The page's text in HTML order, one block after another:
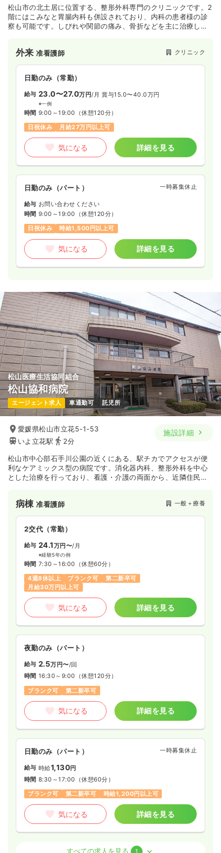
松山市の北土居に位置する、整形外科専門のクリニックです。2
階にはこみなと胃腸内科も併設されており、内科の患者様の診
察も可能です。しびれや関節の痛み、骨折などを主に治療して
外来准看護師 クリニック
日勤のみ（常勤）
給与 23.0〜27.0万円/月 賞与15.0〜40.0万円
※一例
時間 9:00～19:00 （休憩120分）
日祝休み
月給27万円以上可
気になる 詳細を見る
日勤のみ（パート） 一時募集休止
給与 お問い合わせください
時間 9:00～19:00 （休憩120分）
日祝休み
時給1,500円以上可
気になる 詳細を見る
松山医療生活協同組合
松山協和病院
エージェント求人 車通勤可 託児所
愛媛県松山市立花5-1-53
いよ立花駅
2分
施設詳細
松山市中心部石手川公園の近くにある、駅チカでアクセスが便
利なケアミックス型の病院です。消化器内科、整形外科を中心
とした治療を行っており、看護・介護の両面から、近隣住民へ
病棟准看護師 一般＋療養
2交代（常勤）
給与 24.1万円〜/月
※経験5年の例
時間 7:30～16:00 （休憩60分）
4週8休以上
ブランク可
第二新卒可
月給30万円以上可
気になる 詳細を見る
夜勤のみ（パート）
給与 2.5万円〜/回
時間 16:30～9:00 （休憩120分）
ブランク可
第二新卒可
気になる 詳細を見る
日勤のみ（パート） 一時募集休止
給与 時給1,130円
時間 8:30～17:00 （休憩60分）
ブランク可
第二新卒可 時給1,200円以上可
気になる 詳細を見る
すべての求人を見る 1